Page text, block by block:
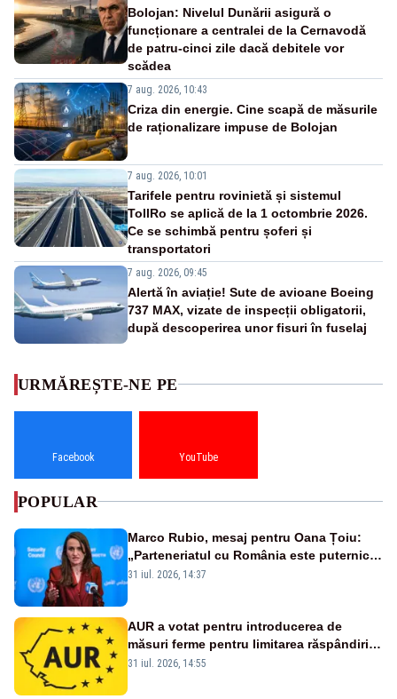
Bolojan: Nivelul Dunării asigură o
funcționare a centralei de la Cernavodă
de patru-cinci zile dacă debitele vor
scădea
7 aug. 2026, 10:43
Criza din energie. Cine scapă de măsurile
de raționalizare impuse de Bolojan
7 aug. 2026, 10:01
Tarifele pentru rovinietă și sistemul
TollRo se aplică de la 1 octombrie 2026.
Ce se schimbă pentru șoferi și
transportatori
7 aug. 2026, 09:45
Alertă în aviație! Sute de avioane Boeing
737 MAX, vizate de inspecții obligatorii,
după descoperirea unor fisuri în fuselaj
URMĂREȘTE-NE PE
Facebook YouTube
POPULAR
Marco Rubio, mesaj pentru Oana Țoiu:
„Parteneriatul cu România este puternic
și prețuit”
31 iul. 2026, 14:37
AUR a votat pentru introducerea de
măsuri ferme pentru limitarea răspândirii
virusului pestei porcine africane
31 iul. 2026, 14:55